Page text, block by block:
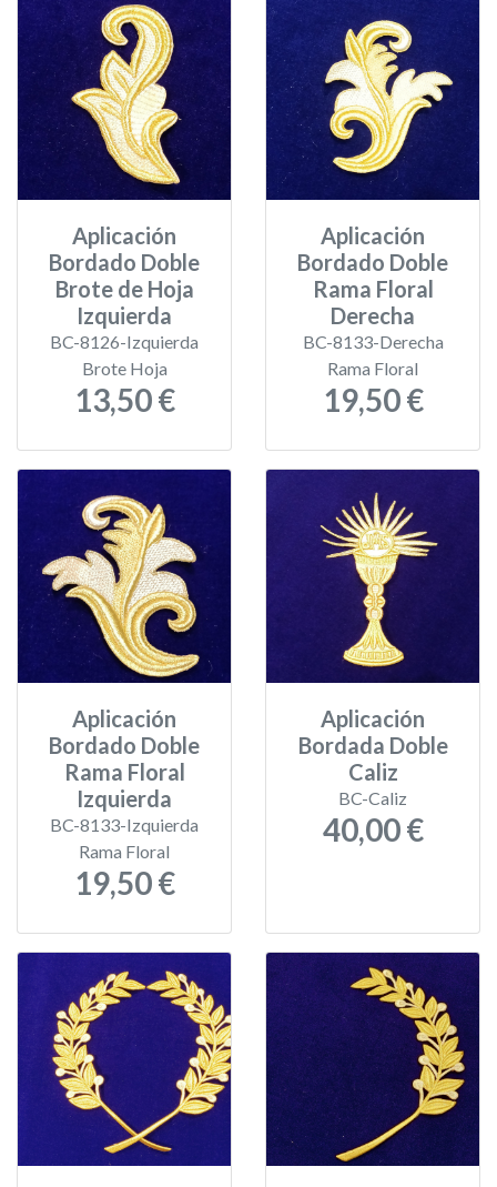
Aplicación
Bordado Doble
Brote de Hoja
Izquierda
BC-8126-Izquierda
Brote Hoja
13,50 €
Aplicación
Bordado Doble
Rama Floral
Derecha
BC-8133-Derecha
Rama Floral
19,50 €
Aplicación
Bordado Doble
Rama Floral
Izquierda
BC-8133-Izquierda
Rama Floral
19,50 €
Aplicación
Bordada Doble
Caliz
BC-Caliz
40,00 €